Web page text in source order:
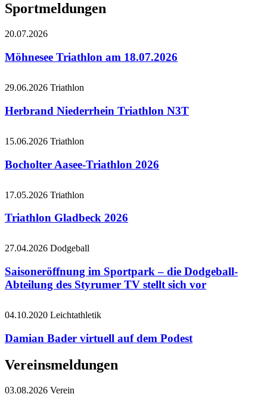
Sportmeldungen
20.07.2026
Möhnesee Triathlon am 18.07.2026
29.06.2026 Triathlon
Herbrand Niederrhein Triathlon N3T
15.06.2026 Triathlon
Bocholter Aasee-Triathlon 2026
17.05.2026 Triathlon
Triathlon Gladbeck 2026
27.04.2026 Dodgeball
Saisoneröffnung im Sportpark – die Dodgeball-
Abteilung des Styrumer TV stellt sich vor
04.10.2020 Leichtathletik
Damian Bader virtuell auf dem Podest
Vereinsmeldungen
03.08.2026 Verein